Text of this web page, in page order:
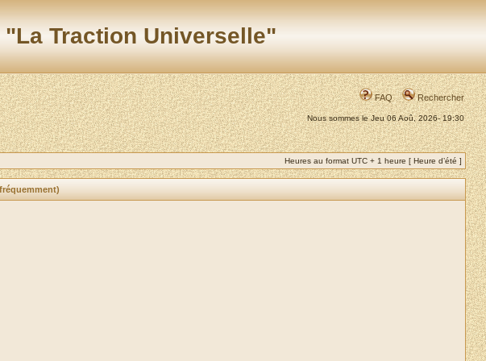
Traction Universelle"
FAQ Rechercher
Nous sommes le Jeu 06 Aoû, 2026- 19:30
Heures au format UTC + 1 heure [ Heure d’été ]